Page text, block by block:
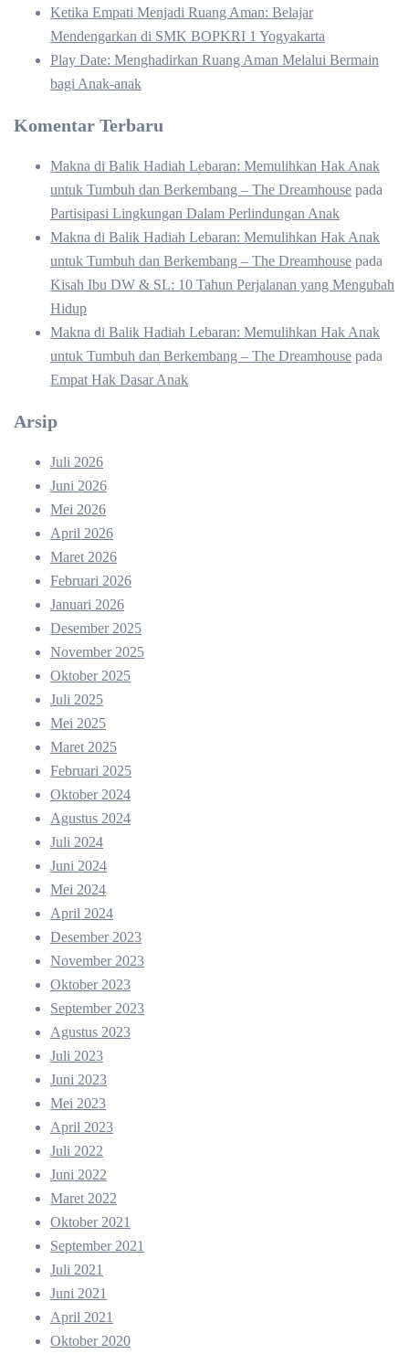
Ketika Empati Menjadi Ruang Aman: Belajar
Mendengarkan di SMK BOPKRI 1 Yogyakarta
Play Date: Menghadirkan Ruang Aman Melalui Bermain
bagi Anak-anak
Komentar Terbaru
Makna di Balik Hadiah Lebaran: Memulihkan Hak Anak
untuk Tumbuh dan Berkembang – The Dreamhouse pada
Partisipasi Lingkungan Dalam Perlindungan Anak
Makna di Balik Hadiah Lebaran: Memulihkan Hak Anak
untuk Tumbuh dan Berkembang – The Dreamhouse pada
Kisah Ibu DW & SL: 10 Tahun Perjalanan yang Mengubah
Hidup
Makna di Balik Hadiah Lebaran: Memulihkan Hak Anak
untuk Tumbuh dan Berkembang – The Dreamhouse pada
Empat Hak Dasar Anak
Arsip
Juli 2026
Juni 2026
Mei 2026
April 2026
Maret 2026
Februari 2026
Januari 2026
Desember 2025
November 2025
Oktober 2025
Juli 2025
Mei 2025
Maret 2025
Februari 2025
Oktober 2024
Agustus 2024
Juli 2024
Juni 2024
Mei 2024
April 2024
Desember 2023
November 2023
Oktober 2023
September 2023
Agustus 2023
Juli 2023
Juni 2023
Mei 2023
April 2023
Juli 2022
Juni 2022
Maret 2022
Oktober 2021
September 2021
Juli 2021
Juni 2021
April 2021
Oktober 2020